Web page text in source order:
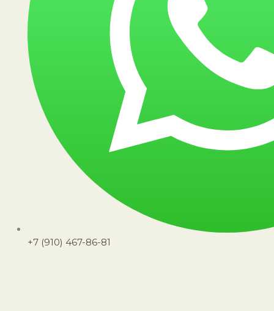
+7 (910) 467-86-81